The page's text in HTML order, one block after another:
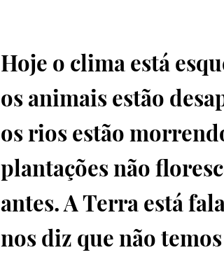
Hoje o clima está
os animais estão
os rios estão
plantações não
antes. A Terra está
nos diz que não